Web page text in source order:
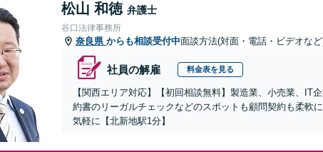
松山 和徳 弁護士
谷口法律事務所
奈良県 からも相談受付中面談方法(対面・電話・ビデオな
社員の解雇 料金表を見る
【関西エリア対応】【初回相談無料】製造業、小売業、IT
約書のリーガルチェックなどのスポットも顧問契約も柔軟
気軽に【北新地駅1分】